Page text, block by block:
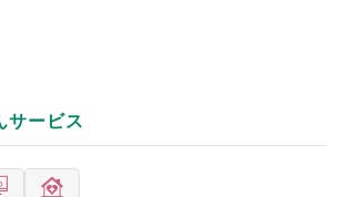
サービス